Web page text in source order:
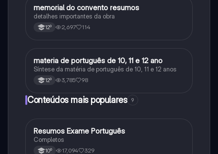
Português
memorial do convento resumos
detalhes importantes da obra
12º 2,697 114
Português
materia de português de 10, 11 e 12 ano
Síntese da matéria de português de 10, 11 e 12 anos
12º 3,785 98
Conteúdos mais populares 9
Português
Resumos Exame Português
Completos
10º 17,094 329